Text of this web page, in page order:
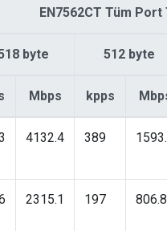
EN7562CT Tüm
byte 512 byte
Mbps kpps
4132.4 389
2315.1 197 806.8